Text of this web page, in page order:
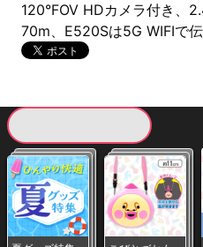
120°FOV HDカメラ付き、
70m、E520Sは5G WIFIで伝